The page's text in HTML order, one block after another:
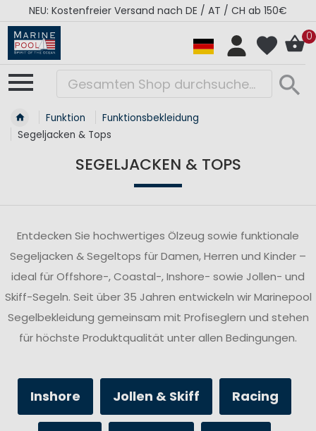
RÉGATES ROYALES Kollektion - Super Sale
0
Funktion
Funktionsbekleidung
Segeljacken & Tops
SEGELJACKEN & TOPS
Entdecken Sie hochwertiges Ölzeug sowie funktionale
Segeljacken & Segeltops für Damen, Herren und Kinder –
ideal für Offshore-, Coastal-, Inshore- sowie Jollen- und
Skiff-Segeln. Seit über 35 Jahren entwickeln wir Marinepool
Segelbekleidung gemeinsam mit Profiseglern und stehen
für höchste Produktqualität unter allen Bedingungen.
Inshore Jollen & Skiff Racing